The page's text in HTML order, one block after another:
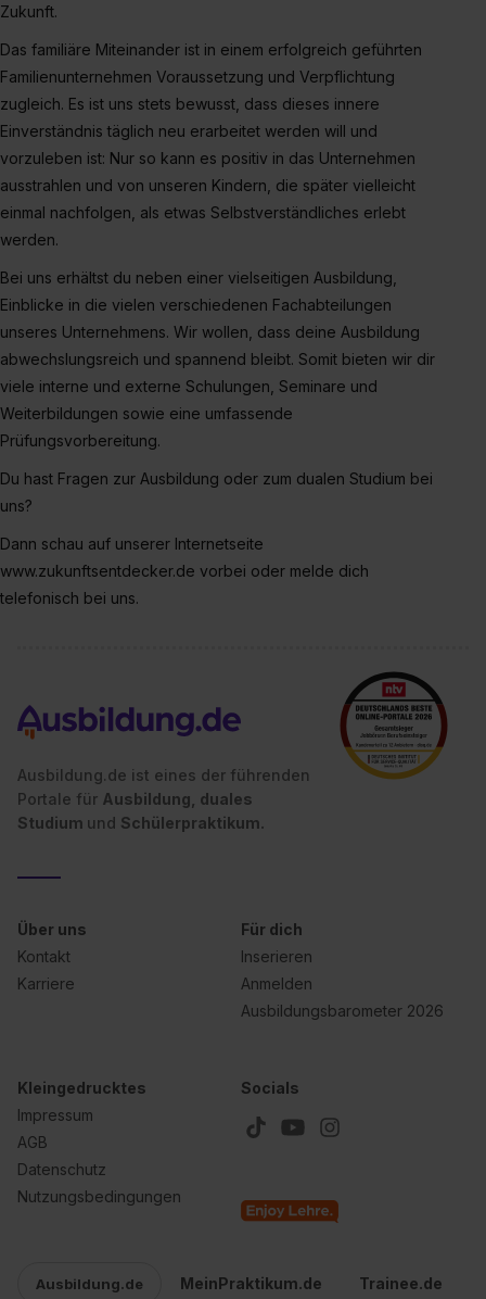
Zukunft.
Das familiäre Miteinander ist in einem erfolgreich geführten
Familienunternehmen Voraussetzung und Verpflichtung
zugleich. Es ist uns stets bewusst, dass dieses innere
Einverständnis täglich neu erarbeitet werden will und
vorzuleben ist: Nur so kann es positiv in das Unternehmen
ausstrahlen und von unseren Kindern, die später vielleicht
einmal nachfolgen, als etwas Selbstverständliches erlebt
werden.
Bei uns erhältst du neben einer vielseitigen Ausbildung,
Einblicke in die vielen verschiedenen Fachabteilungen
unseres Unternehmens. Wir wollen, dass deine Ausbildung
abwechslungsreich und spannend bleibt. Somit bieten wir dir
viele interne und externe Schulungen, Seminare und
Weiterbildungen sowie eine umfassende
Prüfungsvorbereitung.
Du hast Fragen zur Ausbildung oder zum dualen Studium bei
uns?
Dann schau auf unserer Internetseite
www.zukunftsentdecker.de vorbei oder melde dich
telefonisch bei uns.
Ausbildung.de ist eines der führenden
Portale für Ausbildung, duales
Studium und Schülerpraktikum.
Über uns
Kontakt
Karriere
Für dich
Inserieren
Anmelden
Ausbildungsbarometer 2026
Kleingedrucktes
Impressum
AGB
Datenschutz
Nutzungsbedingungen
Socials
Ausbildung.de MeinPraktikum.de Trainee.de